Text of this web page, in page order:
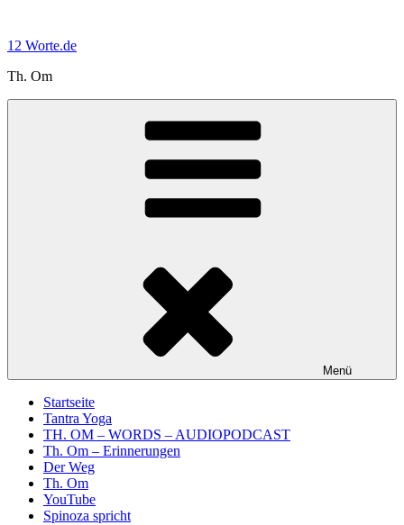
springen
12 Worte.de
Th. Om
Menü
Startseite
Tantra Yoga
TH. OM – WORDS – AUDIOPODCAST
Th. Om – Erinnerungen
Der Weg
Th. Om
YouTube
Spinoza spricht